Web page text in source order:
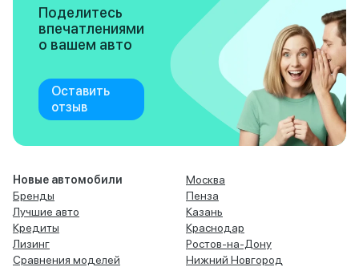
Поделитесь
впечатлениями
о вашем авто
Оставить
отзыв
Новые автомобили
Бренды
Лучшие авто
Кредиты
Лизинг
Сравнения моделей
Москва
Пенза
Казань
Краснодар
Ростов-на-Дону
Нижний Новгород